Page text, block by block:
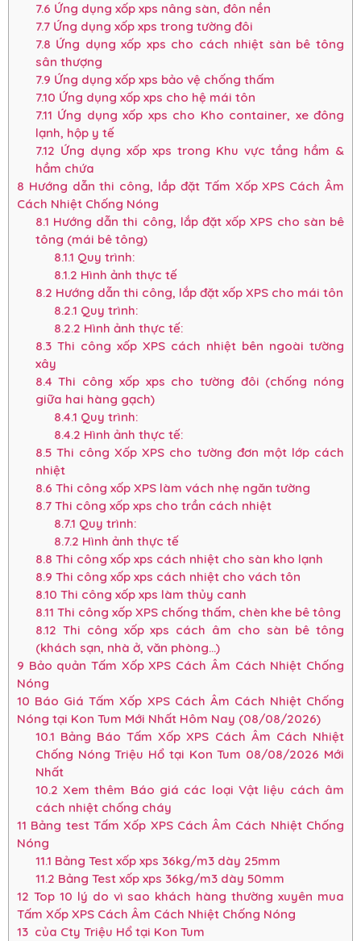
7.6 Ứng dụng xốp xps nâng sàn, đôn nền
7.7Ứng dụng xốp xps trong tường đôi
7.8 Ứng dụng xốp xps cho cách nhiệt sàn bê tông
sân thượng
7.9 Ứng dụng xốp xps bảo vệ chống thấm
7.10 Ứng dụng xốp xps cho hệ mái tôn
7.11 Ứng dụng xốp xps cho Kho container, xe đông
lạnh, hộp y tế
7.12 Ứng dụng xốp xps trong Khu vực tầng hầm &
hầm chứa
8 Hướng dẫn thi công, lắp đặt Tấm Xốp XPS Cách Âm
Cách Nhiệt Chống Nóng
8.1 Hướng dẫn thi công, lắp đặt xốp XPS cho sàn bê
tông (mái bê tông)
8.1.1 Quy trình:
8.1.2 Hình ảnh thực tế
8.2 Hướng dẫn thi công, lắp đặt xốp XPS cho mái tôn
8.2.1 Quy trình:
8.2.2 Hình ảnh thực tế:
8.3Thi công xốp XPS cách nhiệt bên ngoài tường
xây
8.4 Thi công xốp xps cho tường đôi (chống nóng
giữa hai hàng gạch)
8.4.1 Quy trình:
8.4.2 Hình ảnh thực tế:
8.5Thi công Xốp XPS cho tường đơn một lớp cách
nhiệt
8.6 Thi công xốp XPS làm vách nhẹ ngăn tường
8.7Thi công xốp xps cho trần cách nhiệt
8.7.1 Quy trình:
8.7.2 Hình ảnh thực tế
8.8 Thi công xốp xps cách nhiệt cho sàn kho lạnh
8.9 Thi công xốp xps cách nhiệt cho vách tôn
8.10 Thi công xốp xps làm thủy canh
8.11 Thi công xốp XPS chống thấm, chèn khe bê tông
8.12 Thi công xốp xps cách âm cho sàn bê tông
(khách sạn, nhà ở, văn phòng…)
9 Bảo quản Tấm Xốp XPS Cách Âm Cách Nhiệt Chống
Nóng
10 Báo Giá Tấm Xốp XPS Cách Âm Cách Nhiệt Chống
Nóng tại Kon Tum Mới Nhất Hôm Nay (08/08/2026)
10.1 Bảng Báo Tấm Xốp XPS Cách Âm Cách Nhiệt
Chống Nóng Triệu Hổ tại Kon Tum 08/08/2026 Mới
Nhất
10.2 Xem thêm Báo giá các loại Vật liệu cách âm
cách nhiệt chống cháy
11 Bảng test Tấm Xốp XPS Cách Âm Cách Nhiệt Chống
Nóng
11.1 Bảng Test xốp xps 36kg/m3 dày 25mm
11.2 Bảng Test xốp xps 36kg/m3 dày 50mm
12 Top 10 lý do vì sao khách hàng thường xuyên mua
Tấm Xốp XPS Cách Âm Cách Nhiệt Chống Nóng
13 của Cty Triệu Hổ tại Kon Tum